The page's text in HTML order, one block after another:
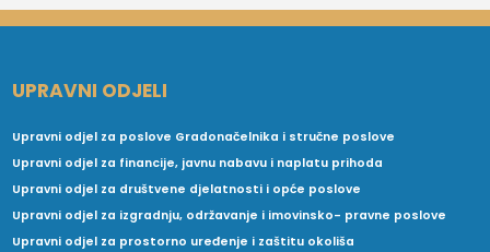
UPRAVNI ODJELI
Upravni odjel za poslove Gradonačelnika i stručne poslove
Upravni odjel za financije, javnu nabavu i naplatu prihoda
Upravni odjel za društvene djelatnosti i opće poslove
Upravni odjel za izgradnju, održavanje i imovinsko- pravne poslove
Upravni odjel za prostorno uređenje i zaštitu okoliša